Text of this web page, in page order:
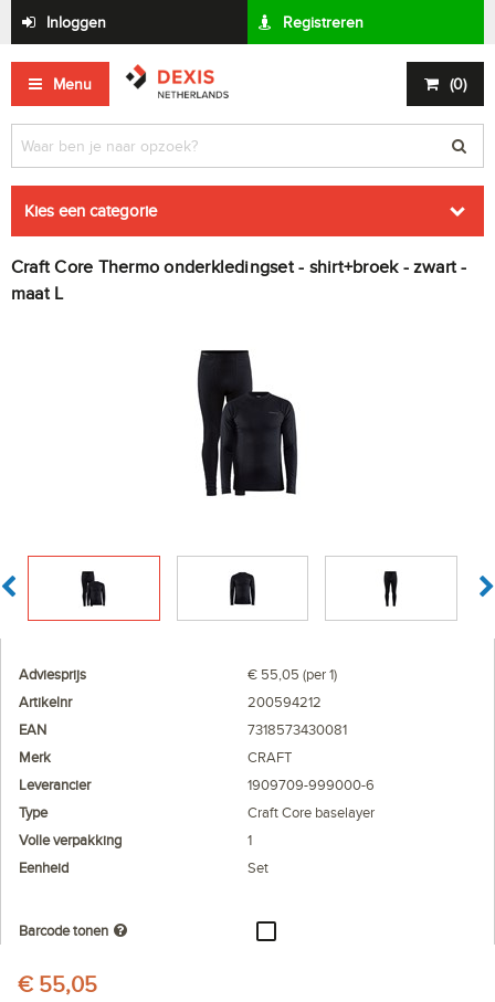
Inloggen Registreren
Menu (0)
Kies een categorie
Craft Core Thermo onderkledingset - shirt+broek - zwart -
maat L
Adviesprijs
€ 55,05 (per 1)
Artikelnr
200594212
EAN
7318573430081
Merk
CRAFT
Leverancier
1909709-999000-6
Type
Craft Core baselayer
Volle verpakking
1
Eenheid
Set
Barcode tonen
€ 55,05